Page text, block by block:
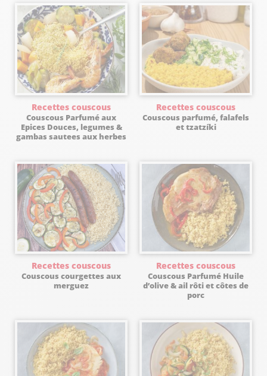
Recettes couscous
Couscous Parfumé aux
Epices Douces, legumes &
gambas sautees aux herbes
Recettes couscous
Couscous parfumé, falafels
et tzatzíki
Recettes couscous
Couscous courgettes aux
merguez
Recettes couscous
Couscous Parfumé Huile
d’olive & ail rôti et côtes de
porc